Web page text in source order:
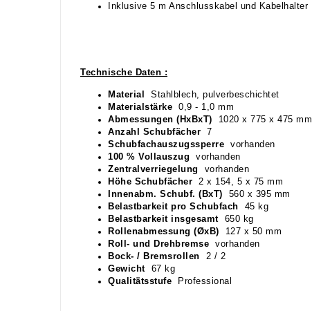
Inklusive 5 m Anschlusskabel und Kabelhalter
Technische Daten :
Material Stahlblech, pulverbeschichtet
Materialstärke 0,9 - 1,0 mm
Abmessungen (HxBxT)
1020 x 775 x 475 mm
Anzahl Schubfächer 7
Schubfachauszugssperre vorhanden
100 % Vollauszug vorhanden
Zentralverriegelung vorhanden
Höhe Schubfächer 2 x 154, 5 x 75 mm
Innenabm. Schubf. (BxT) 560 x 395 mm
Belastbarkeit pro Schubfach 45 kg
Belastbarkeit insgesamt 650 kg
Rollenabmessung (ØxB)
127 x 50 mm
Roll- und Drehbremse vorhanden
Bock- / Bremsrollen 2 / 2
Gewicht 67 kg
Qualitätsstufe
Professional